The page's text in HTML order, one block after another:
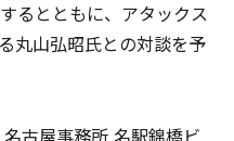
るとともに、アタックス
丸山弘昭氏との対談を予
名古屋事務所 名駅錦橋ビ